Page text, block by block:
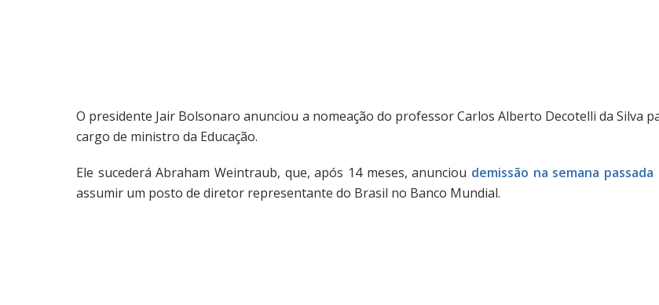
O presidente Jair Bolsonaro anunciou a nomeação do professor Carlos Alberto Decotelli da Silva
cargo de ministro da Educação.
Ele sucederá Abraham Weintraub, que, após 14 meses, anunciou demissão na semana passada
assumir um posto de diretor representante do Brasil no Banco Mundial.